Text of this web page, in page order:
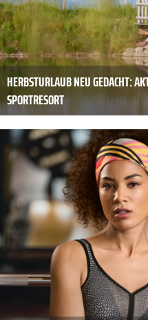
HERBSTURLAUB NEU GEDACHT:
SPORTRESORT